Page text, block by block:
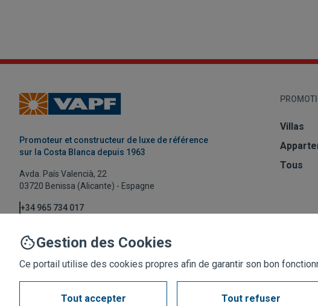
Promoteur et constructeur de luxe de référence
sur la Costa Blanca depuis 1963
Avda. País Valencià, 22
03720 Benissa (Alicante) - Espagne
+34 965 734 017
Villas
Tous
Gestion des Cookies
Ce portail utilise des cookies propres afin de garantir son bon
Tout accepter Tout refuser